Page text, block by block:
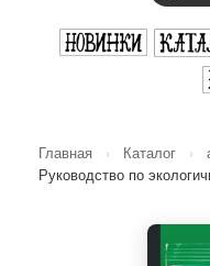
Главная › Каталог ›
Руководство по